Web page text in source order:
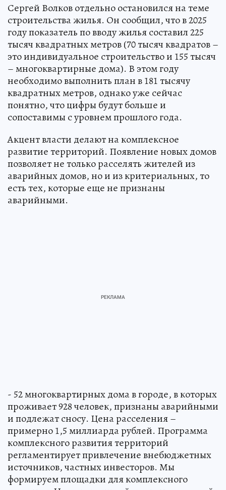
Сергей Волков отдельно остановился на теме
строительства жилья. Он сообщил, что в 2025
году показатель по вводу жилья составил 225
тысяч квадратных метров (70 тысяч квадратов –
это индивидуальное строительство и 155 тысяч
– многоквартирные дома). В этом году
необходимо выполнить план в 181 тысячу
квадратных метров, однако уже сейчас
понятно, что цифры будут больше и
сопоставимы с уровнем прошлого года.
Акцент власти делают на комплексное
развитие территорий. Появление новых домов
позволяет не только расселять жителей из
аварийных домов, но и из критериальных, то
есть тех, которые еще не признаны
аварийными.
- 52 многоквартирных дома в городе, в которых
проживает 928 человек, признаны аварийными
и подлежат сносу. Цена расселения –
примерно 1,5 миллиарда рублей. Программа
комплексного развития территорий
регламентирует привлечение внебюджетных
источников, частных инвесторов. Мы
формируем площадки для комплексного